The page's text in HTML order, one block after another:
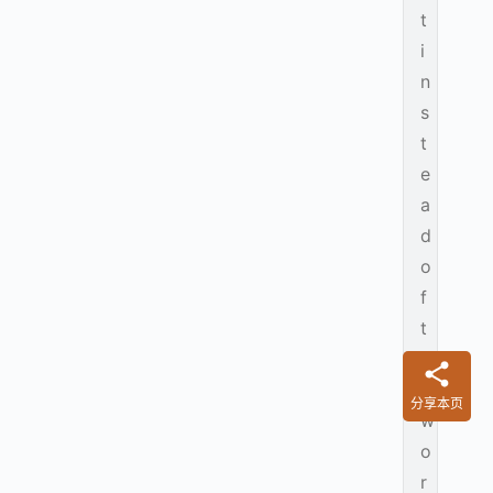
t
i
n
s
t
e
a
d
o
f
t
w
o
r
分享本页